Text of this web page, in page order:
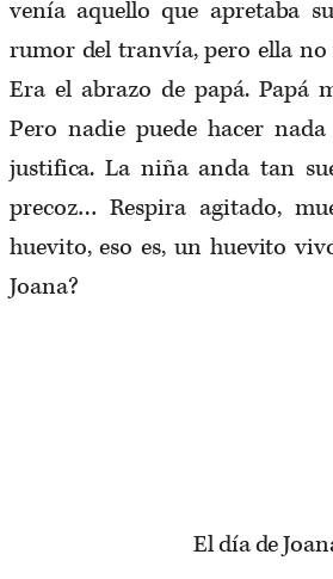
venía aquello que apretaba
rumor del tranvía, pero ella no
Era el abrazo de papá. Papá
Pero nadie puede hacer
justifica. La niña anda tan
precoz… Respira agitado,
huevito, eso es, un huevito
Joana?
El día de